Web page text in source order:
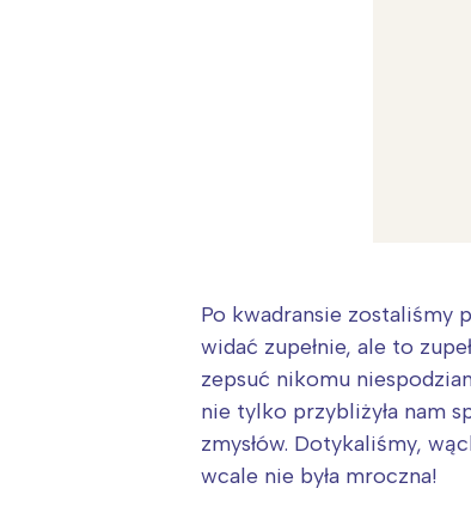
Po kwadransie zostaliśmy
widać zupełnie, ale to
zepsuć nikomu
nie tylko przybliżyła nam
zmysłów. Dotykaliśmy,
wcale nie była mroczna!